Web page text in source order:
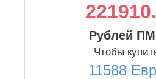
Рублей
Чтобы
11588